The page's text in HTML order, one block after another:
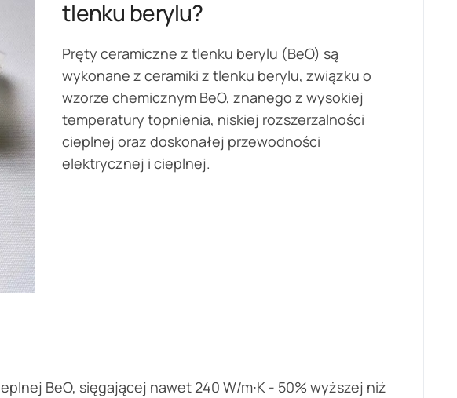
tlenku berylu?
Pręty ceramiczne z tlenku berylu (BeO) są
wykonane z ceramiki z tlenku berylu, związku o
wzorze chemicznym BeO, znanego z wysokiej
temperatury topnienia, niskiej rozszerzalności
cieplnej oraz doskonałej przewodności
elektrycznej i cieplnej.
BeO, sięgającej nawet 240 W/m∙K - 50% wyższej niż